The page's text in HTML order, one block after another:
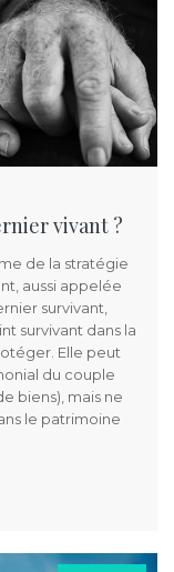
vivant ?
de la stratégie
aussi appelée
survivant,
survivant dans la
Elle peut
du couple
biens), mais ne
le patrimoine